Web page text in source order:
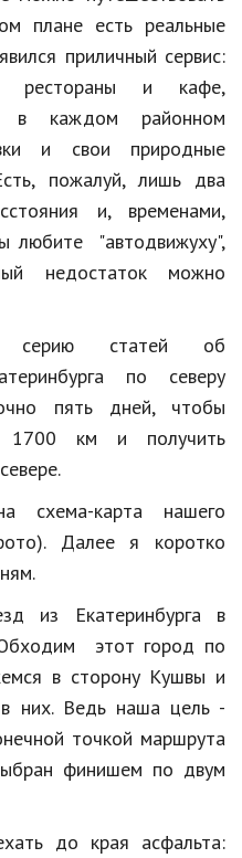
плане есть реальные
приличный сервис:
рестораны и кафе,
в каждом районном
и свои природные
пожалуй, лишь два
и, временами,
любите "автодвижуху",
недостаток можно
серию статей об
по северу
пять дней, чтобы
1700 км и получить
схема-карта нашего
Далее я коротко
из Екатеринбурга в
этот город по
в сторону Кушвы и
них. Ведь наша цель -
точкой маршрута
финишем по двум
до края асфальта: